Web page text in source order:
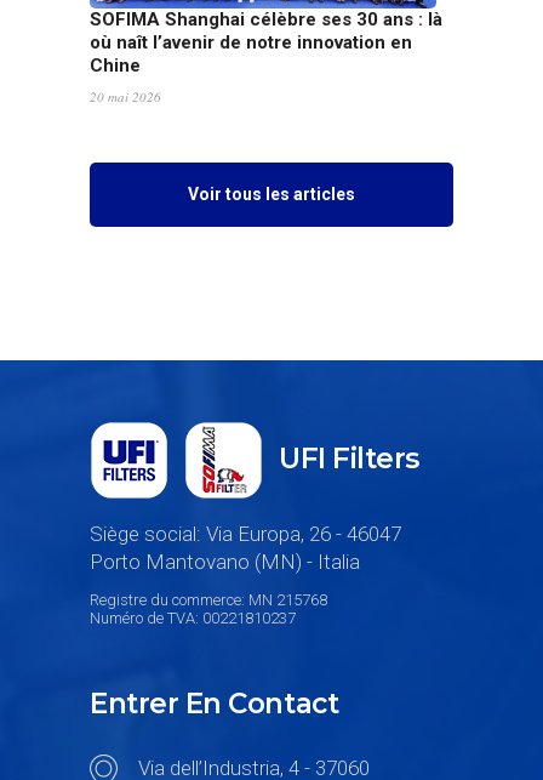
Chine
20 mai 2026
Siège social: Via Europa, 26 - 46047
Registre du commerce: MN 215768
Numéro de TVA: 00221810237